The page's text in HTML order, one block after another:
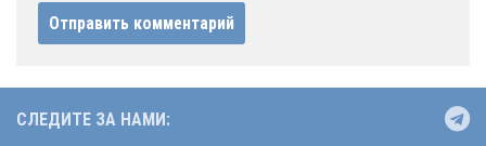
СЛЕДИТЕ ЗА НАМИ: